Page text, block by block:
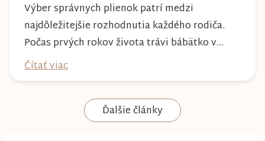
Výber správnych plienok patrí medzi
najdôležitejšie rozhodnutia každého rodiča.
Počas prvých rokov života trávi bábätko v
plienke väčšinu dňa, preto by mala poskytovať
nielen spoľahlivú ochranu, ale aj maximálny
komfort a šetrnosť k citlivej pokožke. Plienky
Kim & Kimmy boli vyvinuté s dôrazom na
Čítať viac
Ďalšie články